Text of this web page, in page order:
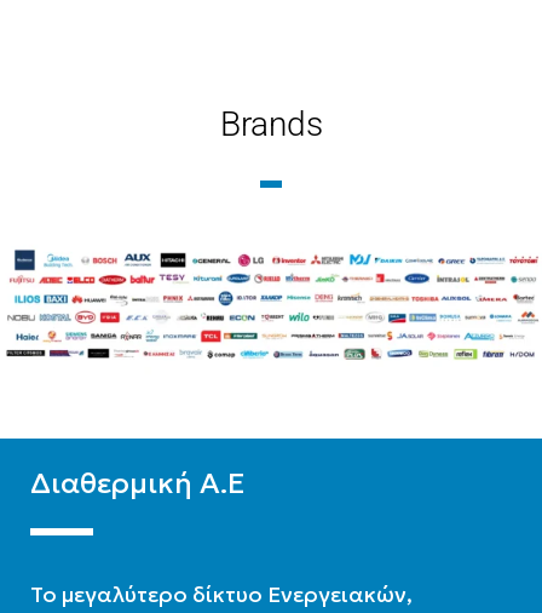
Δίστηλο ,Μονόστηλο ,
Τρίστηλο
ΤΎΠΟΣ ΒΡΌΓΧΟΥ
Δίστηλο ,Μονόστηλο ,
Τρίστηλο
Brands
Διαθερμική Α.Ε
To μεγαλύτερο δίκτυο Ενεργειακών,